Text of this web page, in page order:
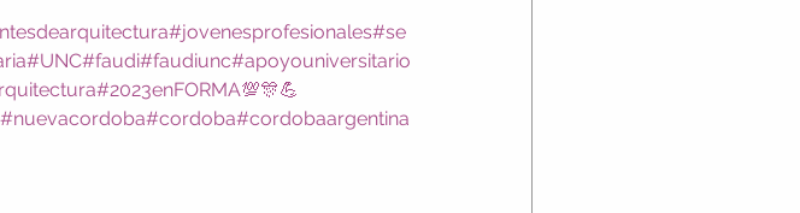
#jovenesprofesionales#se
#UNC#faudi#faudiunc#apoyouniversitario
#2023enFORMA💯🎊💪
#nuevacordoba#cordoba#cordobaargentina